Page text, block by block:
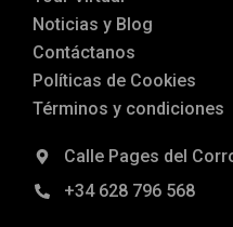
Noticias y Blog
Contáctanos
Políticas de Cookies
Términos y condiciones
Calle Pages del
+34 628 796 568